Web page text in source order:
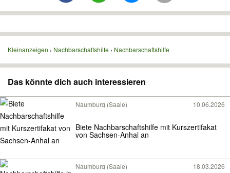
Kleinanzeigen Nachbarschaftshilfe Nachbarschaftshilfe
Das könnte dich auch interessieren
Naumburg (Saale) 10.06.2026
Biete Nachbarschaftshilfe mit Kurszertifakat
von Sachsen-Anhal an
Naumburg (Saale) 18.03.2026